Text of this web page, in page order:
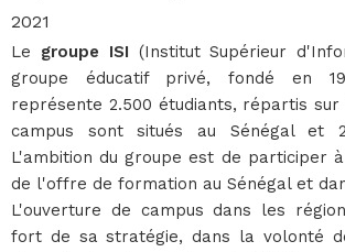
2021
Le groupe ISI (Institut Supérieur
groupe éducatif privé, fondé en
représente 2.500 étudiants, répartis sur
campus sont situés au Sénégal et
L'ambition du groupe est de participer
de l'offre de formation au Sénégal et
L'ouverture de campus dans les
fort de sa stratégie, dans la volonté